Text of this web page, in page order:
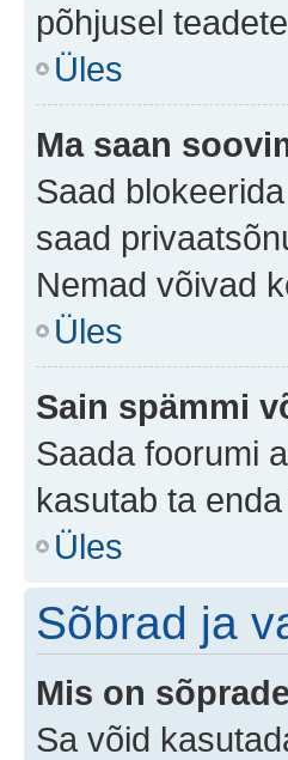
põhjusel
Üles
Ma saan
Saad
saad
Nemad võivad
Üles
Sain spämmi
Saada foorumi
kasutab ta
Üles
Sõbrad ja
Mis on
Sa võid